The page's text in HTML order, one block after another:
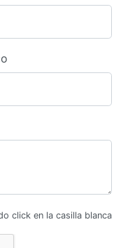
click en la casilla blanca